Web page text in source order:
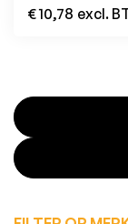
€10,78 excl.